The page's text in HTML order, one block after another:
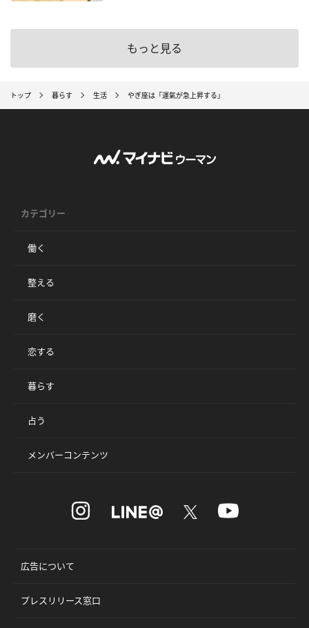
もっと見る
トップ 暮らす 生活 やぎ座は「運氣が急上昇する」
カテゴリー
働く
整える
磨く
恋する
暮らす
占う
メンバーコンテンツ
広告について
プレスリリース窓口